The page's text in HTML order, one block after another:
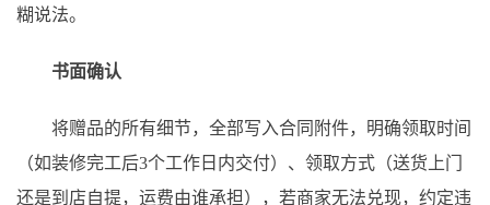
糊说法。
书面确认
将赠品的所有细节，全部写入合同附件，明确领取时间
（如装修完工后3个工作日内交付）、领取方式（送货上门
还是到店自提，运费由谁承担），若商家无法兑现，约定违